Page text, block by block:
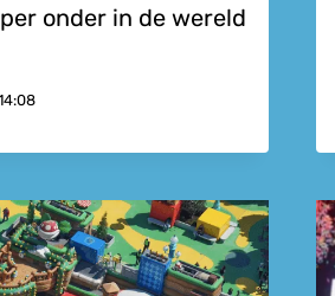
onder in de wereld